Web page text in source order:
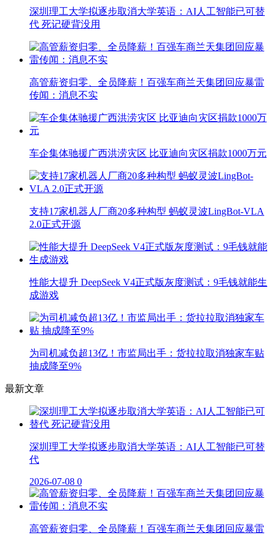
深圳理工大学拟逐步取消大学英语：AI人工智能已可替
代 死记硬背没用
高管薪资归零、全员降薪！百强车商兰天集团回应暴雷
传闻：消息不实
车企集体驰援广西洪涝灾区 比亚迪向灾区捐款1000万元
支持17家机器人厂商20多种构型 蚂蚁灵波LingBot-VLA
2.0正式开源
性能大提升 DeepSeek V4正式版灰度测试：9毛钱就能生
成游戏
为司机减负超13亿！市监局出手：货拉拉取消独家车贴
抽成降至9%
最新文章
深圳理工大学拟逐步取消大学英语：AI人工智能已可替
代
2026-07-08 0
高管薪资归零、全员降薪！百强车商兰天集团回应暴雷